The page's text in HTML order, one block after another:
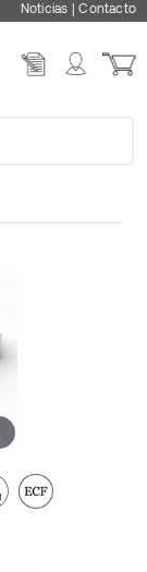
Noticias |Contacto